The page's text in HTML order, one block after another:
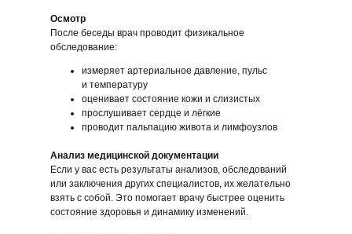
Осмотр
После беседы врач проводит физикальное
обследование:
измеряет артериальное давление, пульс
и температуру
оценивает состояние кожи и слизистых
прослушивает сердце и лёгкие
проводит пальпацию живота и лимфоузлов
Анализ медицинской документации
Если у вас есть результаты анализов, обследований
или заключения других специалистов, их желательно
взять с собой. Это помогает врачу быстрее оценить
состояние здоровья и динамику изменений.